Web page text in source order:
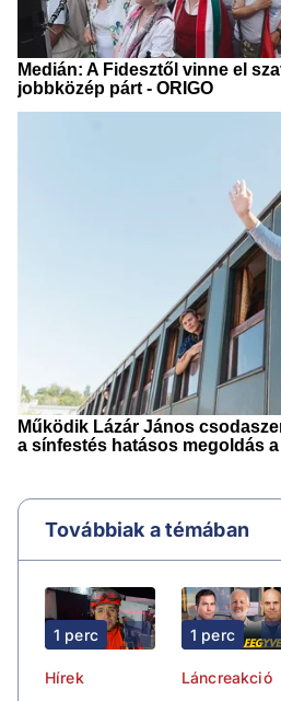
Továbbiak a témában
1 perc
Hírek
1 perc
Láncreakció